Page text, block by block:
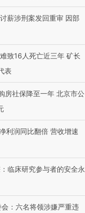
薪涉刑案发回重审 因部
致16人死亡近三年 矿长
表
房社保降至一年 北京市公
利润同比翻倍 营收增速
临床研究参与者的安全永
：六名将领涉嫌严重违